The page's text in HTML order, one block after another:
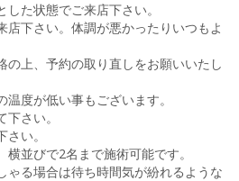
した状態でご来店下さい。
店下さい。体調が悪かったりいつもよ
上、予約の取り直しをお願いいたし
温度が低い事もございます。
さい。
い。
横並びで2名まで施術可能です。
る場合は待ち時間気が紛れるような